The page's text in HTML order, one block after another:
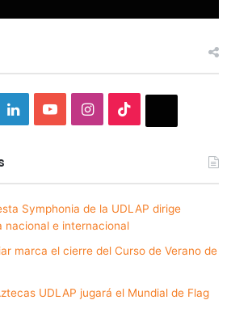
LinkedInYouTubeInstagram
Symphonia de la UDLAP dirige
nacional e internacional
marca el cierre del Curso de Verano de
UDLAP jugará el Mundial de Flag